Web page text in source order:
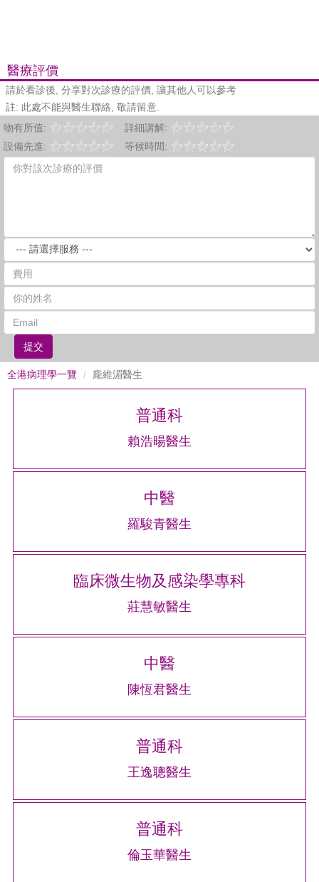
醫療評價
請於看診後, 分享對次診療的評價, 讓其他人可以參考
註: 此處不能與醫生聯絡, 敬請留意.
物有所值:
詳細講解:
設備先進:
等候時間:
提交
全港病理學一覽 龐維湄醫生
普通科
賴浩暘醫生
中醫
羅駿青醫生
臨床微生物及感染學專科
莊慧敏醫生
中醫
陳恆君醫生
普通科
王逸聰醫生
普通科
倫玉華醫生